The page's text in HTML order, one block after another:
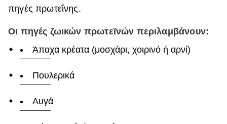
πηγές πρωτεΐνης.
Οι πηγές ζωικών πρωτεϊνών περιλαμβάνουν:
Άπαχα κρέατα (μοσχάρι, χοιρινό ή αρνί)
Πουλερικά
Αυγά